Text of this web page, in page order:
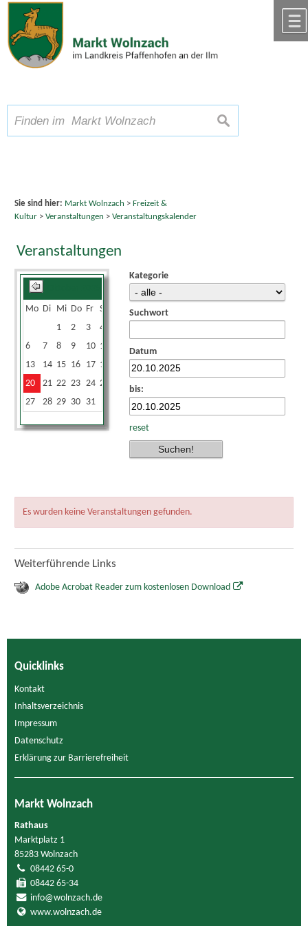
Zum Inhalt,zur Navigation
Schriftgröße A A A suchen
Sie sind hier: Markt Wolnzach > Freizeit &
Kultur> Veranstaltungen > Veranstaltungskalender
Veranstaltungen
Mo Di Mi Do Fr Sa
1
2 3 4
6
7 8 9 10 11
13
14 15 16 17 18
20
21 22 23 24 25
27
28 29 30 31
Kategorie
Suchwort
Datum
bis:
reset
Es wurden keine Veranstaltungen gefunden.
Weiterführende Links
Adobe Acrobat Reader zum kostenlosen Download
Quicklinks
Kontakt
Inhaltsverzeichnis
Impressum
Datenschutz
Erklärung zur Barrierefreiheit
Markt Wolnzach
Rathaus
Marktplatz 1
85283 Wolnzach
08442 65-0
08442 65-34
info@wolnzach.de
www.wolnzach.de